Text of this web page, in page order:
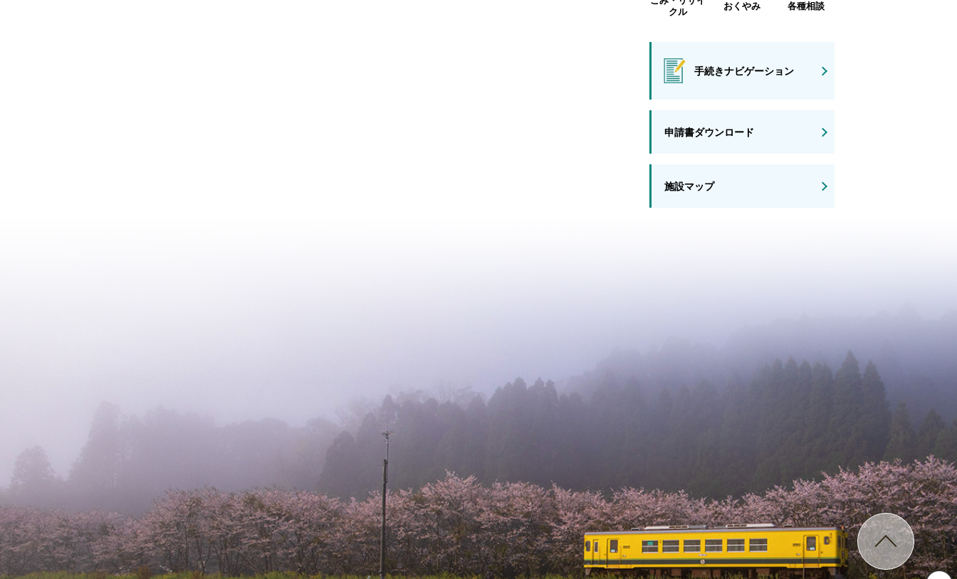
クル
おくやみ 各種相談
手続きナビゲーション
申請書ダウンロード
施設マップ